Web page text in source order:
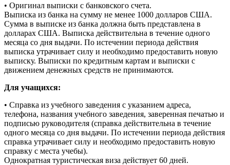
• Оригинал выписки с банковского счета.
Выписка из банка на сумму не менее 1000 долларов США.
Сумма в выписке из банка должна быть представлена в
долларах США. Выписка действительна в течение одного
месяца со дня выдачи. По истечении периода действия
выписка утрачивает силу и необходимо предоставить новую
выписку. Выписки по кредитным картам и выписки с
движением денежных средств не принимаются.
Для учащихся:
• Справка из учебного заведения с указанием адреса,
телефона, названия учебного заведения, заверенная печатью и
подписью руководителя (справка действительна в течение
одного месяца со дня выдачи. По истечении периода действия
справка утрачивает силу и необходимо предоставить новую
справку с места учебы).
Однократная туристическая виза действует 60 дней.